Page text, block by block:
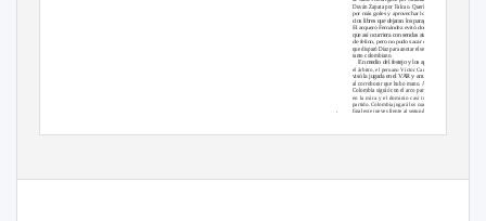
Duván Zapata por Falcao. Quería ganar
por más goles y aprovechar los espa-
cios libres que dejaran los paraguayos.
El arquero Fernández evitó dos veces
que así ocurriera con sendas atajadas
de felino, pero no pudo sacar el misil
que disparó Díaz para anotar el segundo
tanto colombiano.
En medio del festejo y los aplausos,
el árbitro, el peruano Víctor Carrillo, re-
visó la jugada en elVAR y anuló el gol
al corroborar que hubo mano. Aún así,
Colombia siguió con el arco paraguayo
en la mira y el dominio casi total del
partido. Colombia jugará los cuartos de
ﬁnal este jueves frente al segundo clasi-
(Foto: EFE)